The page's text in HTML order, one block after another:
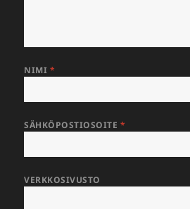
NIMI *
SÄHKÖPOSTIOSOITE *
VERKKOSIVUSTO